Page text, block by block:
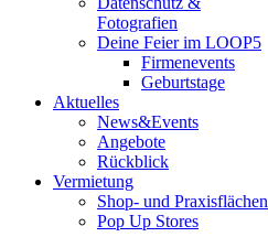
Fotografien
Deine Feier im LOOP5
Firmenevents
Geburtstage
Aktuelles
News&Events
Angebote
Rückblick
Vermietung
Shop- und Praxisflächen
Pop Up Stores